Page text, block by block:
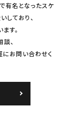
有名となったスケ
ており、
す。
談、
にお問い合わせく